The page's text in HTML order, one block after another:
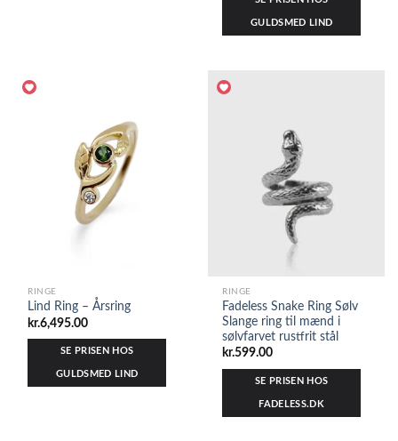
GULDSMED LIND
RINGE
Lind Ring – Årsring
kr.6,495.00
SE PRISEN HOS
GULDSMED LIND
RINGE
Fadeless Snake Ring Sølv
Slange ring til mænd i
sølvfarvet rustfrit stål
kr.599.00
SE PRISEN HOS
FADELESS.DK